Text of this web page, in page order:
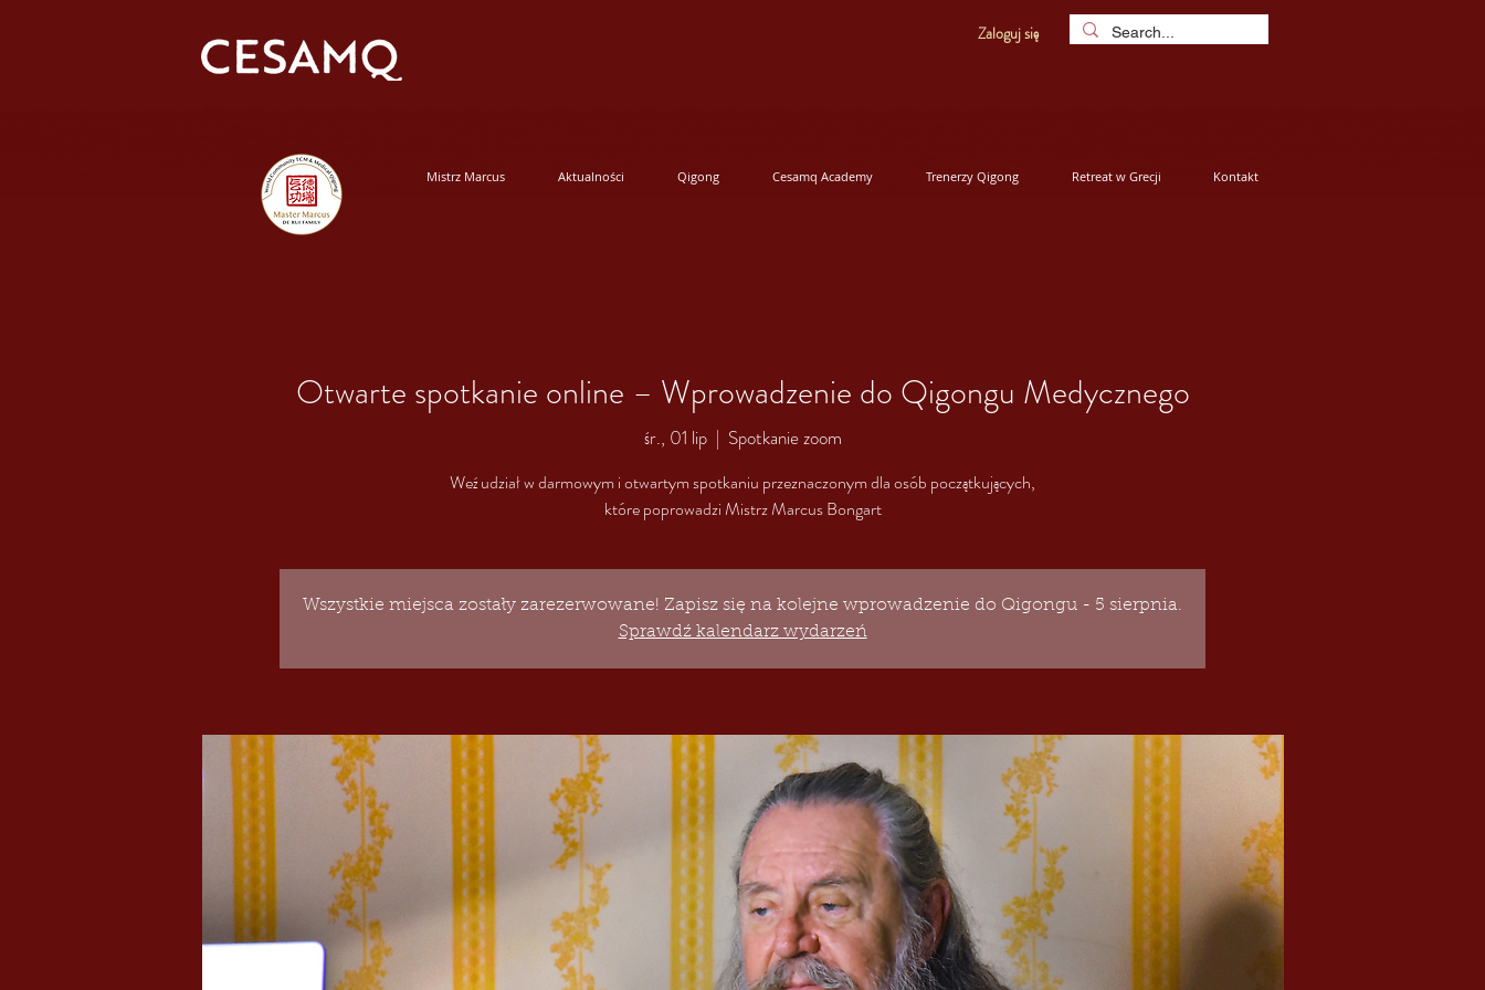
Zaloguj się
Mistrz Marcus Aktualności Qigong Cesamq Academy Trenerzy Qigong Retreat w Grecji Kontakt
Otwarte spotkanie online – Wprowadzenie do Qigongu Medycznego
śr., 01 lip
  |
Spotkanie zoom
Weź udział w darmowym i otwartym spotkaniu przeznaczonym dla osób początkujących,
które poprowadzi Mistrz Marcus Bongart
Wszystkie miejsca zostały zarezerwowane! Zapisz się na kolejne wprowadzenie do Qigongu - 5 sierpnia.
Sprawdź kalendarz wydarzeń